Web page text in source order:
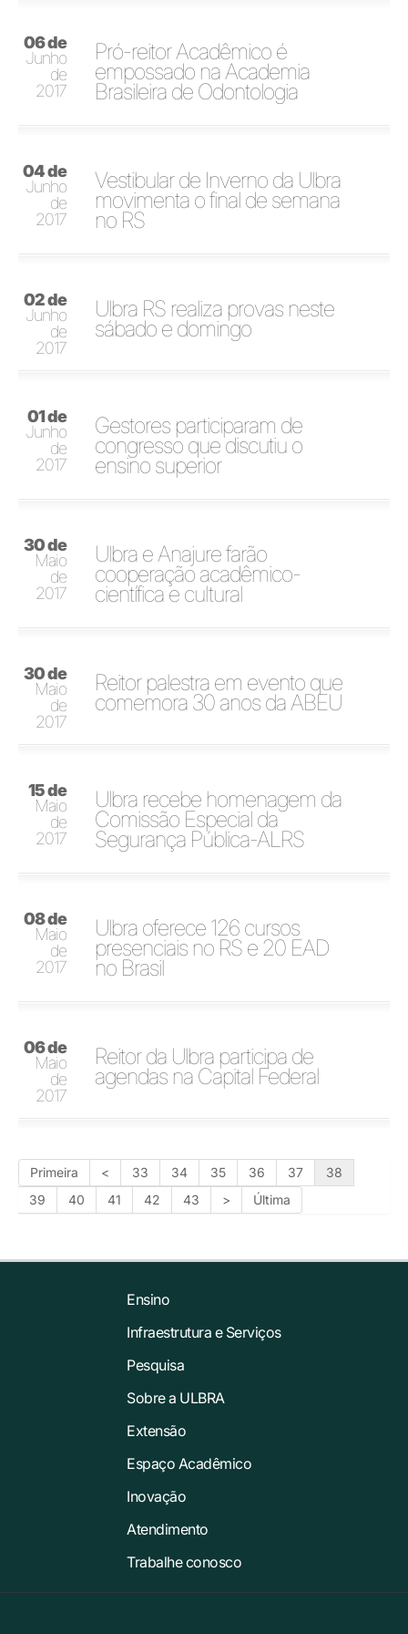
06 de
Junho
de
2017
Pró-reitor Acadêmico é
empossado na Academia
Brasileira de Odontologia
04 de
Junho
de
2017
Vestibular de Inverno da Ulbra
movimenta o final de semana
no RS
02 de
Junho
de
2017
Ulbra RS realiza provas neste
sábado e domingo
01 de
Junho
de
2017
Gestores participaram de
congresso que discutiu o
ensino superior
30 de
Maio
de
2017
Ulbra e Anajure farão
cooperação acadêmico-
científica e cultural
30 de
Maio
de
2017
Reitor palestra em evento que
comemora 30 anos da ABEU
15 de
Maio
de
2017
Ulbra recebe homenagem da
Comissão Especial da
Segurança Pública-ALRS
08 de
Maio
de
2017
Ulbra oferece 126 cursos
presenciais no RS e 20 EAD
no Brasil
06 de
Maio
de
2017
Reitor da Ulbra participa de
agendas na Capital Federal
Primeira < 33 34 35 36 37
38
39
40 41 42 43 > Última
Ensino
Infraestrutura e Serviços
Pesquisa
Sobre a ULBRA
Extensão
Espaço Acadêmico
Inovação
Atendimento
Trabalhe conosco